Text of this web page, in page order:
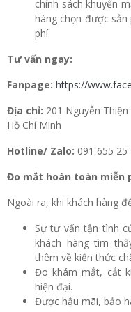
chính sách khuyến
hàng chọn được
phí.
Tư vấn ngay:
Fanpage: https://
Địa chỉ: 201 Nguyễn
Hồ Chí Minh
Hotline/ Zalo: 091 655 25
Đo mắt hoàn toàn miễn
Ngoài ra, khi khách hàng
Sự tư vấn tận tình
khách hàng tìm
thêm về kiến thức
Đo khám mắt, cắt
hiện đại.
Được hậu mãi, bảo